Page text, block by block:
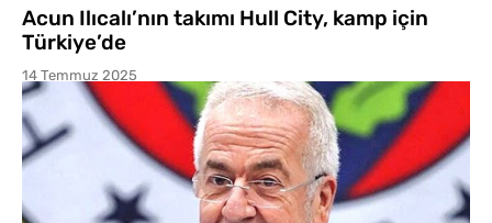
Acun Ilıcalı’nın takımı Hull City, kamp için
Türkiye’de
14 Temmuz 2025